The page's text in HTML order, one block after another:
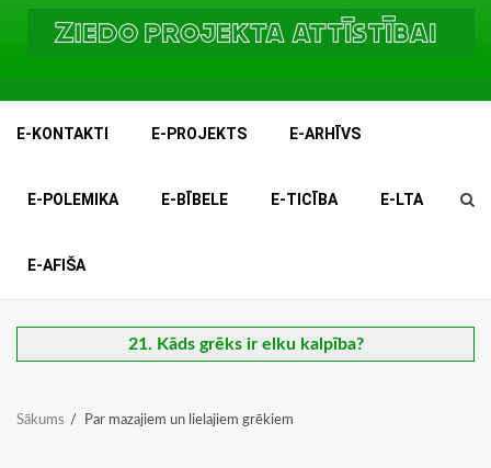
E-KONTAKTI E-PROJEKTS E-ARHĪVS
E-POLEMIKA E-BĪBELE E-TICĪBA E-LTA
E-AFIŠA
21. Kāds grēks ir elku kalpība?
Sākums Par mazajiem un lielajiem grēkiem